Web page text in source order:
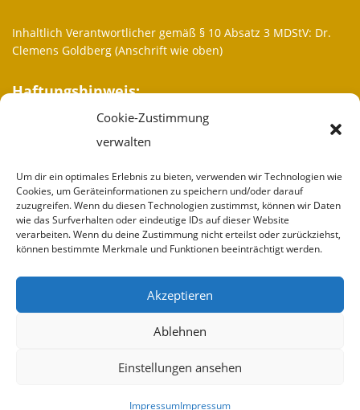
Cookie-Zustimmung
verwalten
Um dir ein optimales Erlebnis zu bieten, verwenden wir Technologien wie
Cookies, um Geräteinformationen zu speichern und/oder darauf
zuzugreifen. Wenn du diesen Technologien zustimmst, können wir Daten
wie das Surfverhalten oder eindeutige IDs auf dieser Website
verarbeiten. Wenn du deine Zustimmung nicht erteilst oder zurückziehst,
können bestimmte Merkmale und Funktionen beeinträchtigt werden.
Akzeptieren
Ablehnen
Einstellungen ansehen
ImpressumImpressum
Inhaltlich Verantwortlicher gemäß § 10 Absatz 3 MDStV: Dr.
Clemens Goldberg (Anschrift wie oben)
Haftungshinweis:
Trotz sorgfältiger inhaltlicher Kontrolle übernehmen wir keine
Haftung für die Inhalte externer Links. Für den Inhalt der
verantwortlich.
Weitere Informationen
Wir sind
Partner
Spenden